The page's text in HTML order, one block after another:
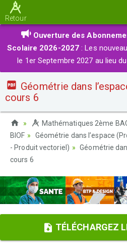
Retour
Ouverture des
Scolaire 2026-2027 : Les
le 1er Septembre 2027 au lieu
Géométrie dans
cours 6
Mathématiques 2ème
BIOF
Géométrie dans l’espace
- Produit vectoriel)
Géométrie
cours 6
TÉLÉCHARGEZ